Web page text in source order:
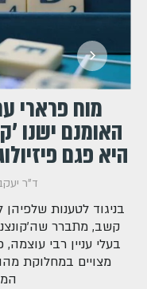
מוח פרארי
האומנם ישנו
היא פגם
ד"ר
בניגוד לטענות שלפיהן
קשב, מתברר
בעלי עניין רבי
מצויים במחלוקת